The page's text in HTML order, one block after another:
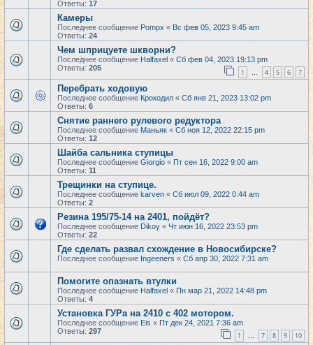
Ответы: 17
Камеры
Последнее сообщение Pompx « Вс фев 05, 2023 9:45 am
Ответы: 24
Чем шприцуете шкворни?
Последнее сообщение Halfaxel « Сб фев 04, 2023 19:13 pm
Ответы: 205 1 … 4 5 6 7
Перебрать ходовую
Последнее сообщение Крокодил « Сб янв 21, 2023 13:02 pm
Ответы: 6
Снятие раннего рулевого редуктора
Последнее сообщение Маньяк « Сб ноя 12, 2022 22:15 pm
Ответы: 12
Шайба сальника ступицы
Последнее сообщение Giorgio « Пт сен 16, 2022 9:00 am
Ответы: 11
Трещинки на ступице.
Последнее сообщение karven « Сб июл 09, 2022 0:44 am
Ответы: 2
Резина 195/75-14 на 2401, пойдёт?
Последнее сообщение Dikoy « Чт июн 16, 2022 23:53 pm
Ответы: 22
Где сделать развал схождение в Новосибирске?
Последнее сообщение Ingeeners « Сб апр 30, 2022 7:31 am
Помогите опазнать втулки
Последнее сообщение Halfaxel « Пн мар 21, 2022 14:48 pm
Ответы: 4
Установка ГУРа на 2410 с 402 мотором.
Последнее сообщение Eis « Пт дек 24, 2021 7:36 am
Ответы: 297 1 … 7 8 9 10